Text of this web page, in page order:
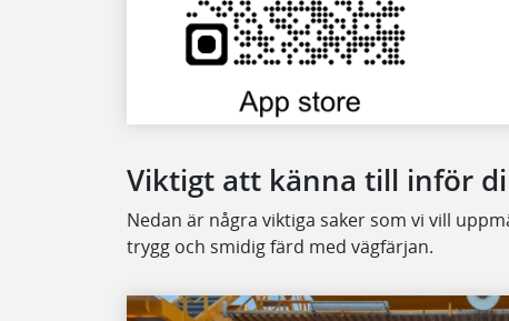
Viktigt att känna till inför
Nedan är några viktiga saker som vi vill
trygg och smidig färd med vägfärjan.